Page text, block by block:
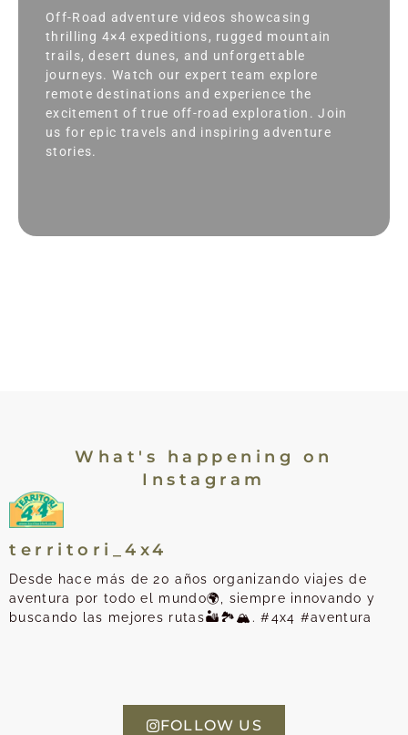
Off-Road adventure videos showcasing
thrilling 4×4 expeditions, rugged mountain
trails, desert dunes, and unforgettable
journeys. Watch our expert team explore
remote destinations and experience the
excitement of true off-road exploration. Join
us for epic travels and inspiring adventure
stories.
What's happening on
Instagram
territori_4x4
Desde hace más de 20 años organizando viajes de
aventura por todo el mundo🌍, siempre innovando y
buscando las mejores rutas🏜️🏞️🏔️. #4x4 #aventura
FOLLOW US